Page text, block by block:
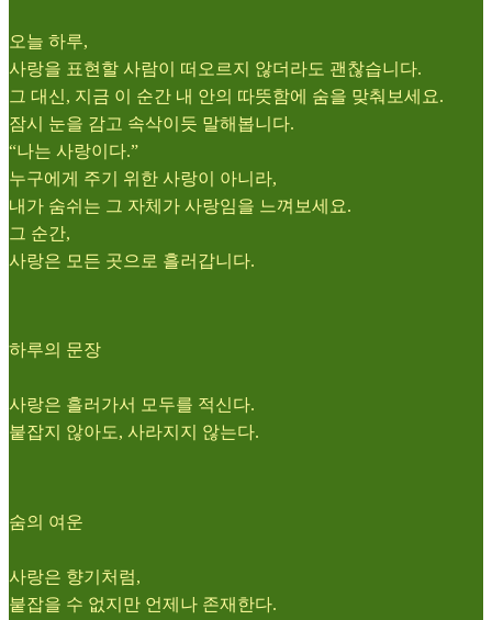
오늘 하루,
사랑을 표현할 사람이 떠오르지 않더라도 괜찮습니다.
그 대신, 지금 이 순간 내 안의 따뜻함에 숨을 맞춰보세요.
잠시 눈을 감고 속삭이듯 말해봅니다.
“나는 사랑이다.”
누구에게 주기 위한 사랑이 아니라,
내가 숨쉬는 그 자체가 사랑임을 느껴보세요.
그 순간,
사랑은 모든 곳으로 흘러갑니다.
하루의 문장
사랑은 흘러가서 모두를 적신다.
붙잡지 않아도, 사라지지 않는다.
숨의 여운
사랑은 향기처럼,
붙잡을 수 없지만 언제나 존재한다.